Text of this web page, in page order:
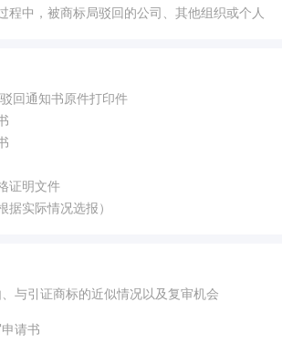
程中，被商标局驳回的公司、其他组织或个人
回通知书原件打印件
证明文件
据实际情况选报）
与引证商标的近似情况以及复审机会
请书